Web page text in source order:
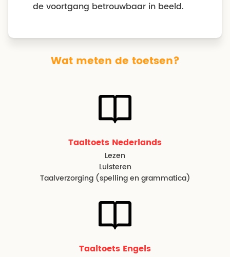
de voortgang betrouwbaar in beeld.
Wat meten de toetsen?
Taaltoets Nederlands
Lezen
Luisteren
Taalverzorging (spelling en grammatica)
Taaltoets Engels